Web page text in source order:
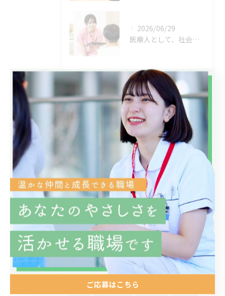
2026/06/29
医療人として、社会人として一流になるためには？当院で叶える成長キャリア
タグ Tags
おすすめ 土曜日
施設がきれい 人間関係
職種 志望動機 管理栄養士 近く
クリニック 人としての成長
コミュニケーション
対話 仲の良さ 栄養療法
分子栄養学 安い 給料
残業少なめ
ご応募はこちら